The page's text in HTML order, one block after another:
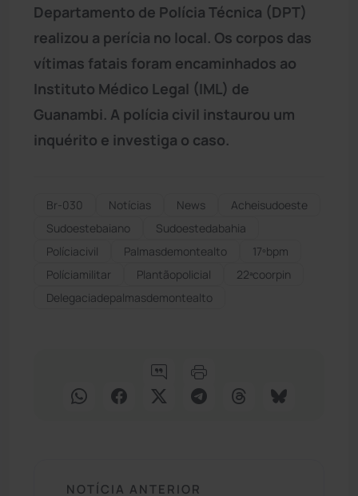
Departamento de Polícia Técnica (DPT)
realizou a perícia no local. Os corpos das
vítimas fatais foram encaminhados ao
Instituto Médico Legal (IML) de
Guanambi. A polícia civil instaurou um
inquérito e investiga o caso.
Br-030 Notícias News
Acheisudoeste
Sudoestebaiano
Sudoestedabahia
Políciacivil
Palmasdemontealto
17ºbpm
Políciamilitar
Plantãopolicial
22ªcoorpin
Delegaciadepalmasdemontealto
NOTÍCIA ANTERIOR